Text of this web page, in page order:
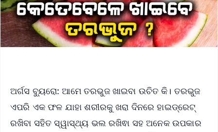
ଅର୍ଗସ ବ୍ୟୁରୋ: ଆମେ ତରଭୁଜ ଖାଇବା ଉଚିତ କି। ତରଭୁଜ
ଏପରି ଏକ ଫଳ ଯାହା ଶରୀରକୁ ଖରା ଦିନରେ ହାଇଡ୍ରେଟ୍
ରଖିବା ସହିତ ସ୍ୱାସ୍ଥ୍ୟ ଭଲ ରଖିଵା ସହ ଅନେକ ଉପକାର